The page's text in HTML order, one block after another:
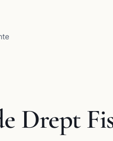
Drept